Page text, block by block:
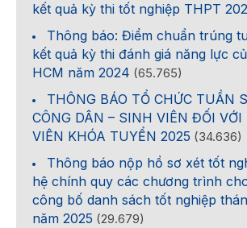
kết quả kỳ thi tốt nghiệp THPT
Thông báo: Điểm chuẩn trúng
kết quả kỳ thi đánh giá năng lực
HCM năm 2024 (65.765)
THÔNG BÁO TỔ CHỨC TUẦN
CÔNG DÂN – SINH VIÊN ĐỐI
VIÊN KHÓA TUYỂN 2025 (34.636)
Thông báo nộp hồ sơ xét tốt
hệ chính quy các chương trình
công bố danh sách tốt nghiệp
năm 2025 (29.679)